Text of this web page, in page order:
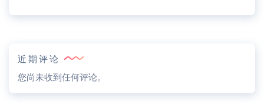
近期评论
您尚未收到任何评论。